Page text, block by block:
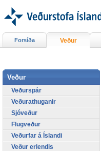
Forsíða Veður
Veður
Veðurspár
Veðurathuganir
Sjóveður
Flugveður
Veðurfar á Íslandi
Veður erlendis